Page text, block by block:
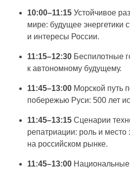
10:00–11:15 Устойчивое
мире: будущее энергетики
и интересы России.
11:15–12:30 Беспилотные
к автономному будущему.
11:45–13:00 Морской путь
побережью Руси: 500 лет
11:45–13:15 Сценарии
репатриации: роль и
на российском рынке.
11:45–13:00